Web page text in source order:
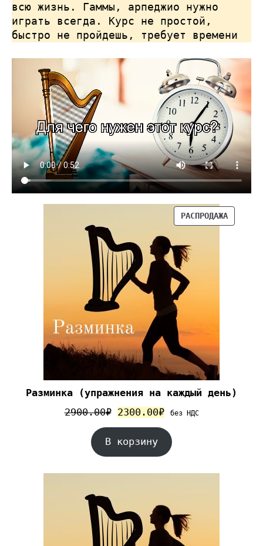
всю жизнь. Гаммы, арпеджио нужно
играть всегда. Курс не простой,
быстро не пройдешь, требует времени
РАСПРОДАЖА
Разминка (упражнения на каждый день)
2900.00₽ 2300.00₽ без НДС
В корзину